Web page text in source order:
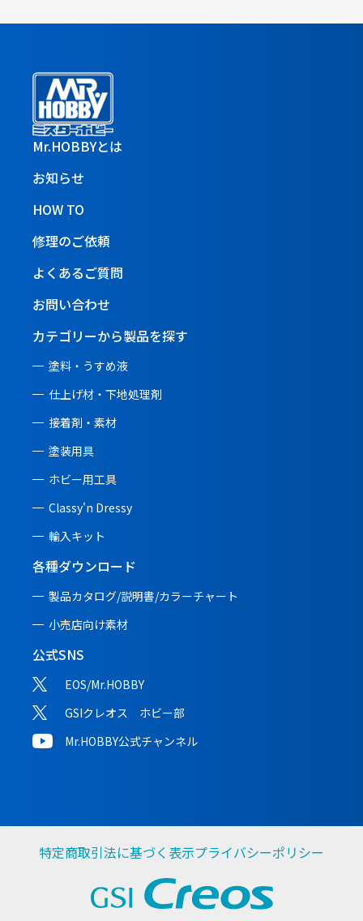
Mr.HOBBYとは
お知らせ
HOW TO
修理のご依頼
よくあるご質問
お問い合わせ
カテゴリーから製品を探す
塗料・うすめ液
仕上げ材・下地処理剤
接着剤・素材
塗装用具
ホビー用工具
Classy'n Dressy
輸入キット
各種ダウンロード
製品カタログ/説明書/カラーチャート
小売店向け素材
公式SNS
EOS/Mr.HOBBY
GSIクレオス ホビー部
Mr.HOBBY公式チャンネル
特定商取引法に基づく表示プライバシーポリシー